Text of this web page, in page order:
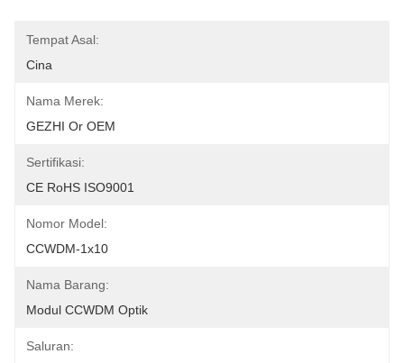
Tempat Asal:
Cina
Nama Merek:
GEZHI Or OEM
Sertifikasi:
CE RoHS ISO9001
Nomor Model:
CCWDM-1x10
Nama Barang:
Modul CCWDM Optik
Saluran: